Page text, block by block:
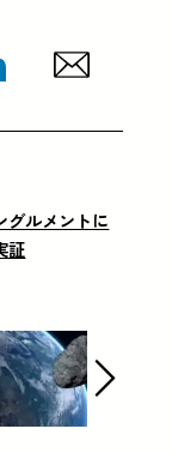
グルメントに
証